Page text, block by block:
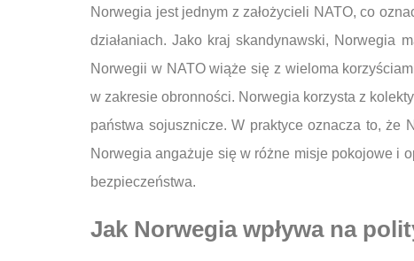
Norwegia jest jednym z założycieli NATO, co
działaniach. Jako kraj skandynawski, Norwegia
Norwegii w NATO wiąże się z wieloma
w zakresie obronności. Norwegia korzysta z
państwa sojusznicze. W praktyce oznacza to, że
Norwegia angażuje się w różne misje pokojowe i
bezpieczeństwa.
Jak Norwegia wpływa na